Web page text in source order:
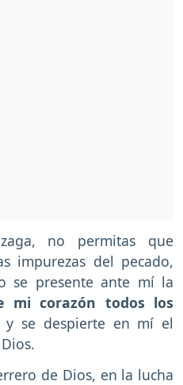
no permitas que
impurezas del pecado,
se presente ante mí la
mi corazón todos los
y se despierte en mí el
de Dios, en la lucha